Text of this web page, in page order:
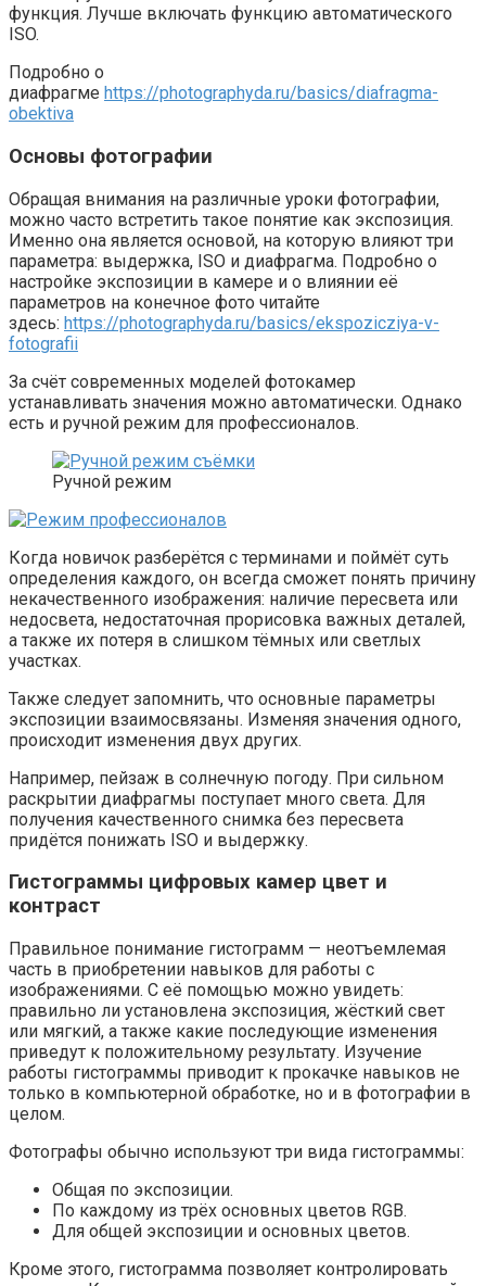
функция. Лучше включать функцию автоматического
ISO.
Подробно о
диафрагме https://photographyda.ru/basics/diafragma-
obektiva
Основы фотографии
Обращая внимания на различные уроки фотографии,
можно часто встретить такое понятие как экспозиция.
Именно она является основой, на которую влияют три
параметра: выдержка, ISO и диафрагма. Подробно о
настройке экспозиции в камере и о влиянии её
параметров на конечное фото читайте
здесь: https://photographyda.ru/basics/ekspozicziya-v-
fotografii
За счёт современных моделей фотокамер
устанавливать значения можно автоматически. Однако
есть и ручной режим для профессионалов.
Ручной режим
Когда новичок разберётся с терминами и поймёт суть
определения каждого, он всегда сможет понять причину
некачественного изображения: наличие пересвета или
недосвета, недостаточная прорисовка важных деталей,
а также их потеря в слишком тёмных или светлых
участках.
Также следует запомнить, что основные параметры
экспозиции взаимосвязаны. Изменяя значения одного,
происходит изменения двух других.
Например, пейзаж в солнечную погоду. При сильном
раскрытии диафрагмы поступает много света. Для
получения качественного снимка без пересвета
придётся понижать ISO и выдержку.
Гистограммы цифровых камер цвет и
контраст
Правильное понимание гистограмм — неотъемлемая
часть в приобретении навыков для работы с
изображениями. С её помощью можно увидеть:
правильно ли установлена экспозиция, жёсткий свет
или мягкий, а также какие последующие изменения
приведут к положительному результату. Изучение
работы гистограммы приводит к прокачке навыков не
только в компьютерной обработке, но и в фотографии в
целом.
Фотографы обычно используют три вида гистограммы:
Общая по экспозиции.
По каждому из трёх основных цветов RGB.
Для общей экспозиции и основных цветов.
Кроме этого, гистограмма позволяет контролировать